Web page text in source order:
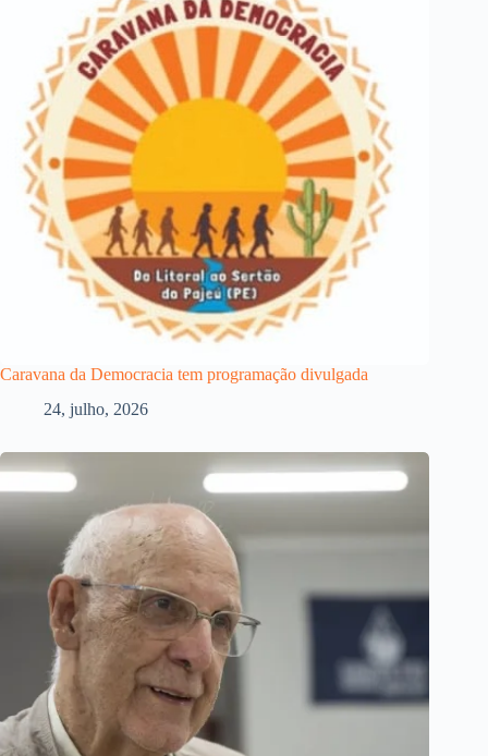
Caravana da Democracia tem programação divulgada
24, julho, 2026